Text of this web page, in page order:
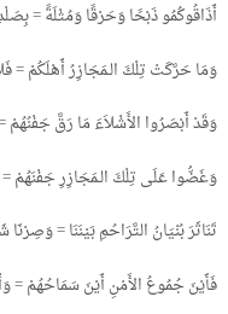
أَذَاقُوكُمُو ذَبْحًا وَحَرْقًا وَمُثْلَةً =
وَمَا حَرَّكَتْ تِلْكَ الـمَجَازِرُ أَهْلَكُمْ =
وَقَدْ أَبْصَرُوا الأَشْلاَءَ مَا رَقَّ جَفْنُهُمْ
وَغَضُّوا عَلَى تِلْكَ الـمَجَازِرِ جَفْنَهُمْ
تَنَاثَرَ بُنْيَانُ التَّرَاحُمِ بَيْنَنَا = وَصِرْنَا
فَأَيْنَ جُمُوعُ الأَمْنِ أَيْنَ سَمَاحُهُمْ =